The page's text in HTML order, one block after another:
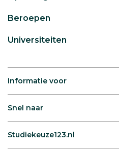
Beroepen
Universiteiten
Informatie voor
Snel naar
Studiekeuze123.nl